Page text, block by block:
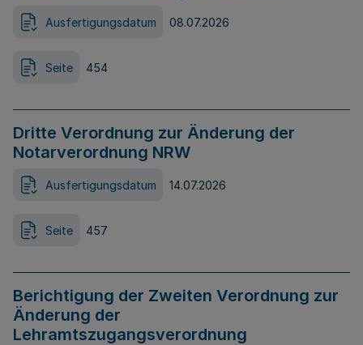
Ausfertigungsdatum 08.07.2026
Seite 454
Dritte Verordnung zur Änderung der
Notarverordnung NRW
Ausfertigungsdatum 14.07.2026
Seite 457
Berichtigung der Zweiten Verordnung zur
Änderung der
Lehramtszugangsverordnung